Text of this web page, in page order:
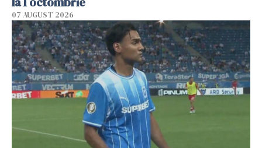
07 AUGUST 2026